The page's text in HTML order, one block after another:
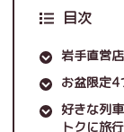
目次
岩手直営
お盆限定
好きな列
トクに旅